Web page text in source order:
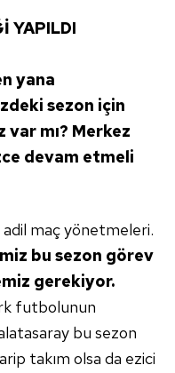
YAPILDI
yana
sezon için
var mı? Merkez
devam etmeli
maç yönetmeleri.
bu sezon görev
gerekiyor.
futbolunun
bu sezon
takım olsa da ezici